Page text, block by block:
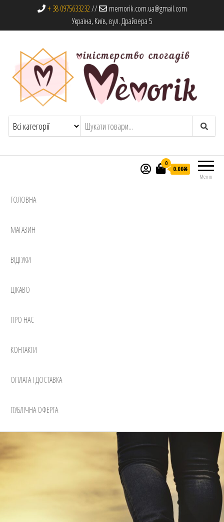
+ 38 0975633232//
memorik.com.ua@gmail.com
Україна, Київ, вул. Драйзера 5
Memorik
Меню
0
0.00₴
ГОЛОВНА
МАГАЗИН
ВІДГУКИ
ЦІКАВО
ПРО НАС
КОНТАКТИ
ОПЛАТА І ДОСТАВКА
ПУБЛІЧНА ОФЕРТА